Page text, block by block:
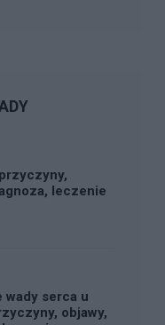
leczenie
wady serca u
objawy,